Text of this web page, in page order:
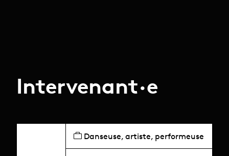
Intervenant·e
Danseuse, artiste, performeuse